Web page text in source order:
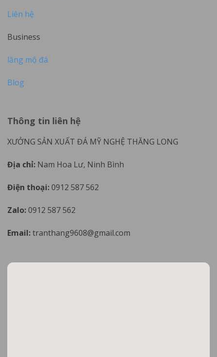
Liên hệ
Business
lăng mộ đá
Blog
Thông tin liên hệ
XƯỞNG SẢN XUẤT ĐÁ MỸ NGHỆ THĂNG LONG
Địa chỉ: Nam Hoa Lư, Ninh Bình
Điện thoại:0912 587 562
Zalo:0912 587 562
Email:tranthang9608@gmail.com